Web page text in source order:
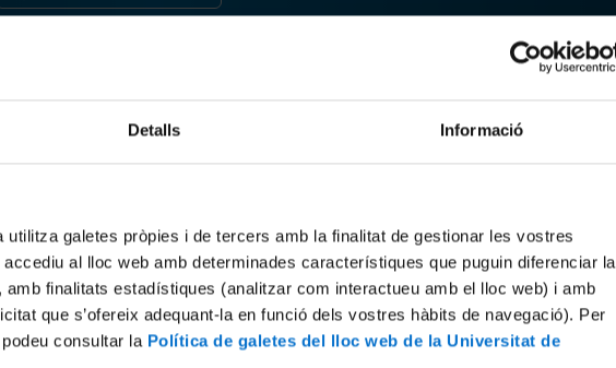
Detalls Informació
galetes pròpies i de tercers amb la finalitat de gestionar les vostres
al lloc web amb determinades característiques que puguin diferenciar la
finalitats estadístiques (analitzar com interactueu amb el lloc web) i amb
que s’ofereix adequant-la en funció dels vostres hàbits de navegació). Per
consultar la Política de galetes del lloc web de la Universitat de